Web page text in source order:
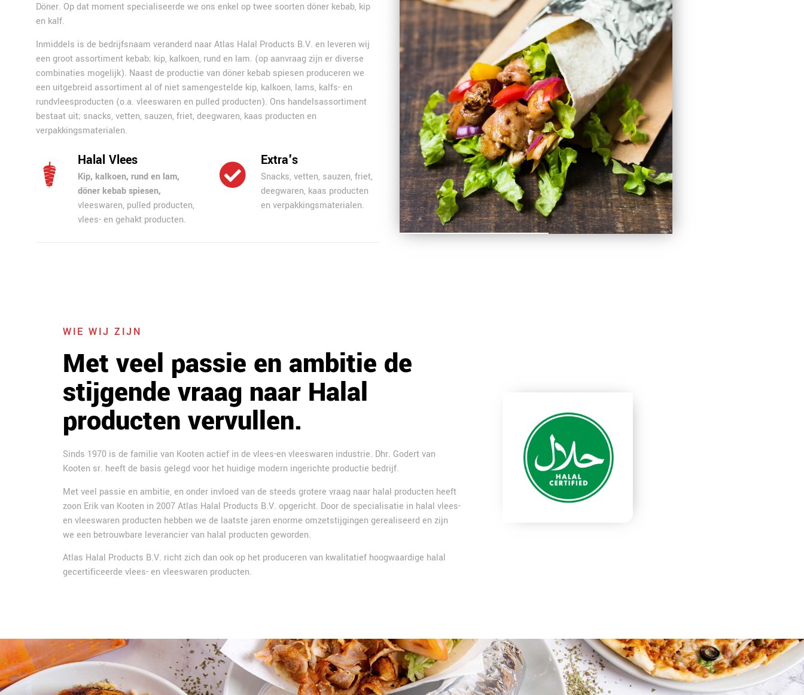
Döner. Op dat moment specialiseerde we ons enkel op twee soorten döner kebab, kip
en kalf.
Inmiddels is de bedrijfsnaam veranderd naar Atlas Halal Products B.V. en leveren wij
een groot assortiment kebab; kip, kalkoen, rund en lam. (op aanvraag zijn er diverse
combinaties mogelijk). Naast de productie van döner kebab spiesen produceren we
een uitgebreid assortiment al of niet samengestelde kip, kalkoen, lams, kalfs- en
rundvleesproducten (o.a. vleeswaren en pulled producten). Ons handelsassortiment
bestaat uit; snacks, vetten, sauzen, friet, deegwaren, kaas producten en
verpakkingsmaterialen.
Halal Vlees
Kip, kalkoen, rund en lam,
döner kebab spiesen,
vleeswaren, pulled producten,
vlees- en gehakt producten.
Extra's
Snacks, vetten, sauzen, friet,
deegwaren, kaas producten
en verpakkingsmaterialen.
WIE WIJ ZIJN
Met veel passie en ambitie de
stijgende vraag naar Halal
producten vervullen.
Sinds 1970 is de familie van Kooten actief in de vlees-en vleeswaren industrie. Dhr. Godert van
Kooten sr. heeft de basis gelegd voor het huidige modern ingerichte productie bedrijf.
Met veel passie en ambitie, en onder invloed van de steeds grotere vraag naar halal producten heeft
zoon Erik van Kooten in 2007 Atlas Halal Products B.V. opgericht. Door de specialisatie in halal vlees-
en vleeswaren producten hebben we de laatste jaren enorme omzetstijgingen gerealiseerd en zijn
we een betrouwbare leverancier van halal producten geworden.
Atlas Halal Products B.V. richt zich dan ook op het produceren van kwalitatief hoogwaardige halal
gecertificeerde vlees- en vleeswaren producten.